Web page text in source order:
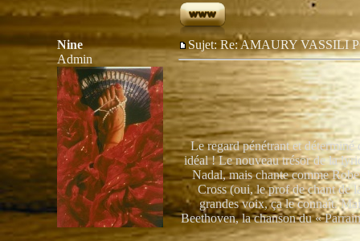
Nine
Admin
Sujet: Re: AMAURY VASSILI
Le regard pénétrant et
idéal ! Le nouveau trésor de la
Nadal, mais chante comme
Cross (oui, le prof de chant de
grandes voix, ça le connaît.
Beethoven, la chanson du «